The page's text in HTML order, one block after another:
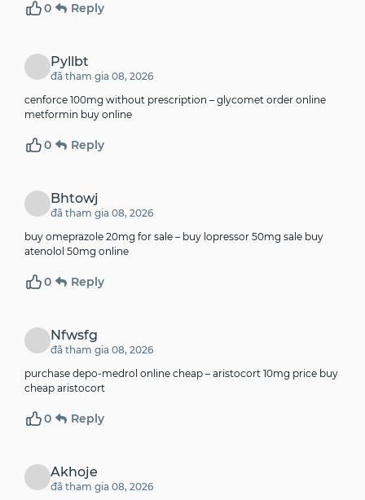
0 Reply
Pyllbt
đã tham gia 08, 2026
cenforce 100mg without prescription – glycomet order online
metformin buy online
0 Reply
Bhtowj
đã tham gia 08, 2026
buy omeprazole 20mg for sale – buy lopressor 50mg sale buy
atenolol 50mg online
0 Reply
Nfwsfg
đã tham gia 08, 2026
purchase depo-medrol online cheap – aristocort 10mg price buy
cheap aristocort
0 Reply
Akhoje
đã tham gia 08, 2026